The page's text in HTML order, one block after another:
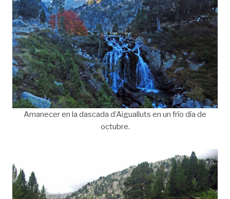
Amanecer en la dascada d’Aigualluts en un frío día de
octubre.